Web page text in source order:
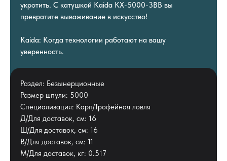
укротить. С катушкой Kaida KX-5000-3BB вы
превратите вываживание в искусство!
Kaida: Когда технологии работают на вашу
уверенность.
Раздел: Безынерционные
Размер шпули: 5000
Специализация: Карп/Трофейная ловля
Д/Для доставок, см: 16
Ш/Для доставок, см: 16
В/Для доставок, см: 11
М/Для доставок, кг: 0.517